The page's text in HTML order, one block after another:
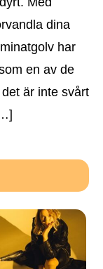
dina
har
en av de
är inte svårt